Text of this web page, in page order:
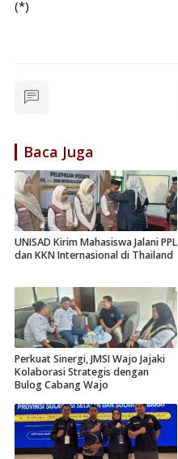
(*)
Baca Juga
UNISAD Kirim Mahasiswa Jalani PPL
dan KKN Internasional di Thailand
Perkuat Sinergi, JMSI Wajo Jajaki
Kolaborasi Strategis dengan
Bulog Cabang Wajo